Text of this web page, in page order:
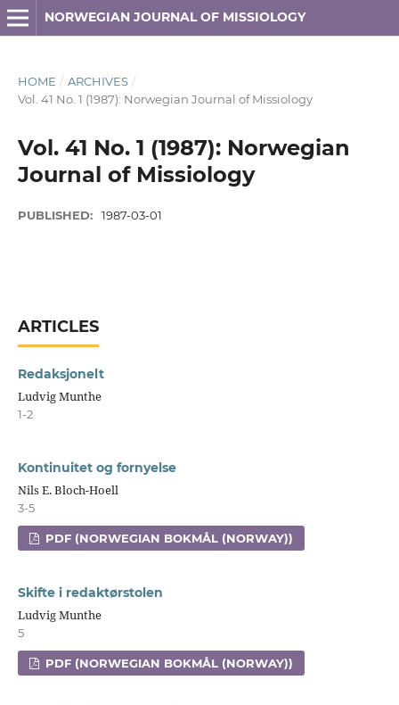
NORWEGIAN JOURNAL OF MISSIOLOGY
HOME / ARCHIVES /
Vol. 41 No. 1 (1987): Norwegian Journal of Missiology
Vol. 41 No. 1 (1987): Norwegian
Journal of Missiology
PUBLISHED: 1987-03-01
ARTICLES
Redaksjonelt
Ludvig Munthe
1-2
Kontinuitet og fornyelse
Nils E. Bloch-Hoell
3-5
PDF (NORWEGIAN BOKMÅL (NORWAY))
Skifte i redaktørstolen
Ludvig Munthe
5
PDF (NORWEGIAN BOKMÅL (NORWAY))